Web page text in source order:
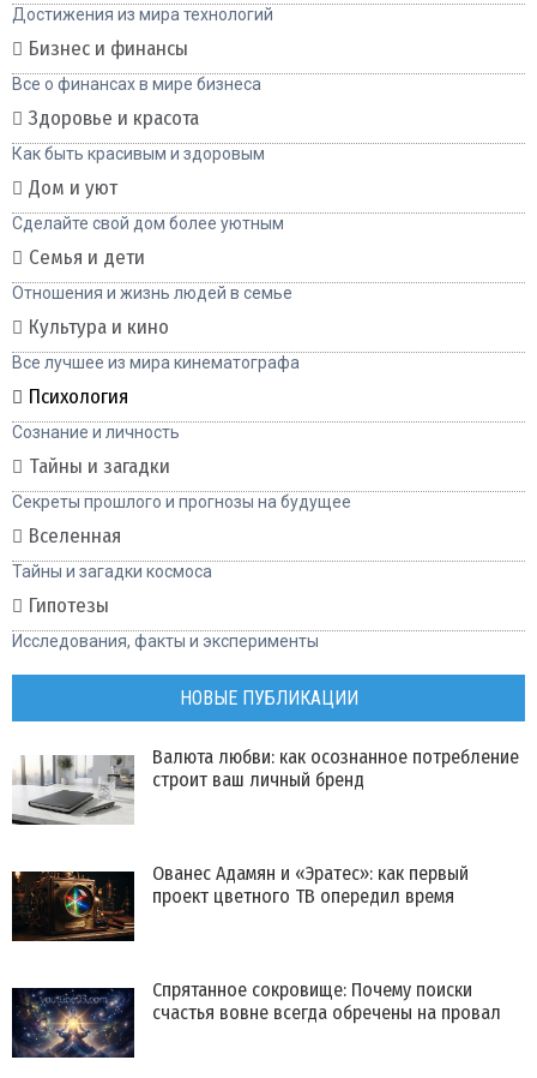
Достижения из мира технологий
Бизнес и финансы
Все о финансах в мире бизнеса
Здоровье и красота
Как быть красивым и здоровым
Дом и уют
Сделайте свой дом более уютным
Семья и дети
Отношения и жизнь людей в семье
Культура и кино
Все лучшее из мира кинематографа
Психология
Сознание и личность
Тайны и загадки
Секреты прошлого и прогнозы на будущее
Вселенная
Тайны и загадки космоса
Гипотезы
Исследования, факты и эксперименты
НОВЫЕ ПУБЛИКАЦИИ
Валюта любви: как осознанное потребление
строит ваш личный бренд
Ованес Адамян и «Эратес»: как первый
проект цветного ТВ опередил время
Спрятанное сокровище: Почему поиски
счастья вовне всегда обречены на провал